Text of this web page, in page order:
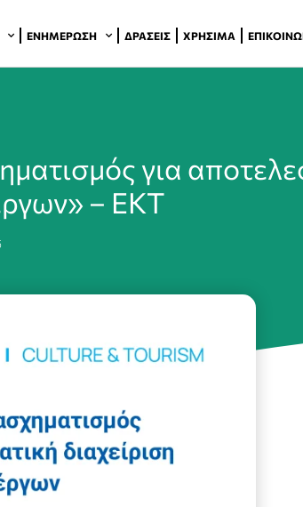
ΕΝΗΜΈΡΩΣΗ ΔΡΆΣΕΙΣ ΧΡΉΣΙΜΑ
για
– ΕΚΤ